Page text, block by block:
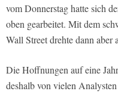
vom Donnerstag hatte sich
oben gearbeitet. Mit dem
Wall Street drehte dann
Die Hoffnungen auf eine
deshalb von vielen